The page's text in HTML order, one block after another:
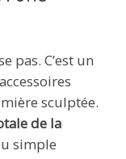
pas. C’est un
sculptée.
de la
simple